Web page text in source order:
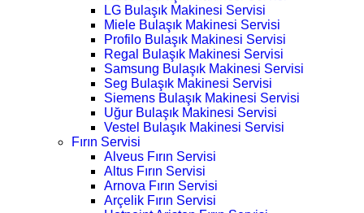
LG Bulaşık Makinesi Servisi
Miele Bulaşık Makinesi Servisi
Profilo Bulaşık Makinesi Servisi
Regal Bulaşık Makinesi Servisi
Samsung Bulaşık Makinesi Servisi
Seg Bulaşık Makinesi Servisi
Siemens Bulaşık Makinesi Servisi
Uğur Bulaşık Makinesi Servisi
Vestel Bulaşık Makinesi Servisi
Fırın Servisi
Alveus Fırın Servisi
Altus Fırın Servisi
Arnova Fırın Servisi
Arçelik Fırın Servisi